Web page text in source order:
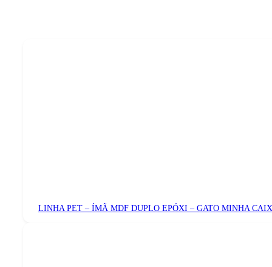
LINHA PET – ÍMÃ MDF DUPLO EPÓXI – GATO MINHA